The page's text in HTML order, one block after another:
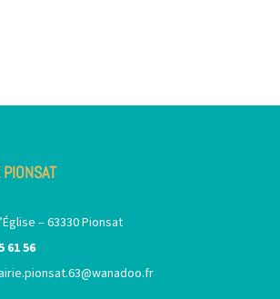
– 63330 Pionsat
61 56